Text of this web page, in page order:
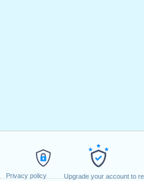
Privacy policy
Upgrade your account to